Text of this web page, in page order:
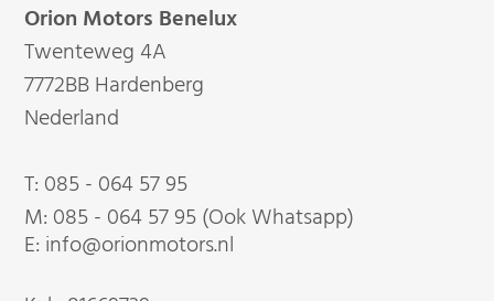
Orion Motors Benelux
Twenteweg 4A
7772BB Hardenberg
Nederland
T: 085 - 064 57 95
M: 085 - 064 57 95 (Ook Whatsapp)
E: info@orionmotors.nl